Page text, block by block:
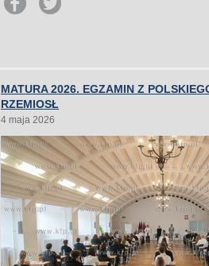
MATURA 2026. EGZAMIN Z
RZEMIOSŁ
4 maja 2026